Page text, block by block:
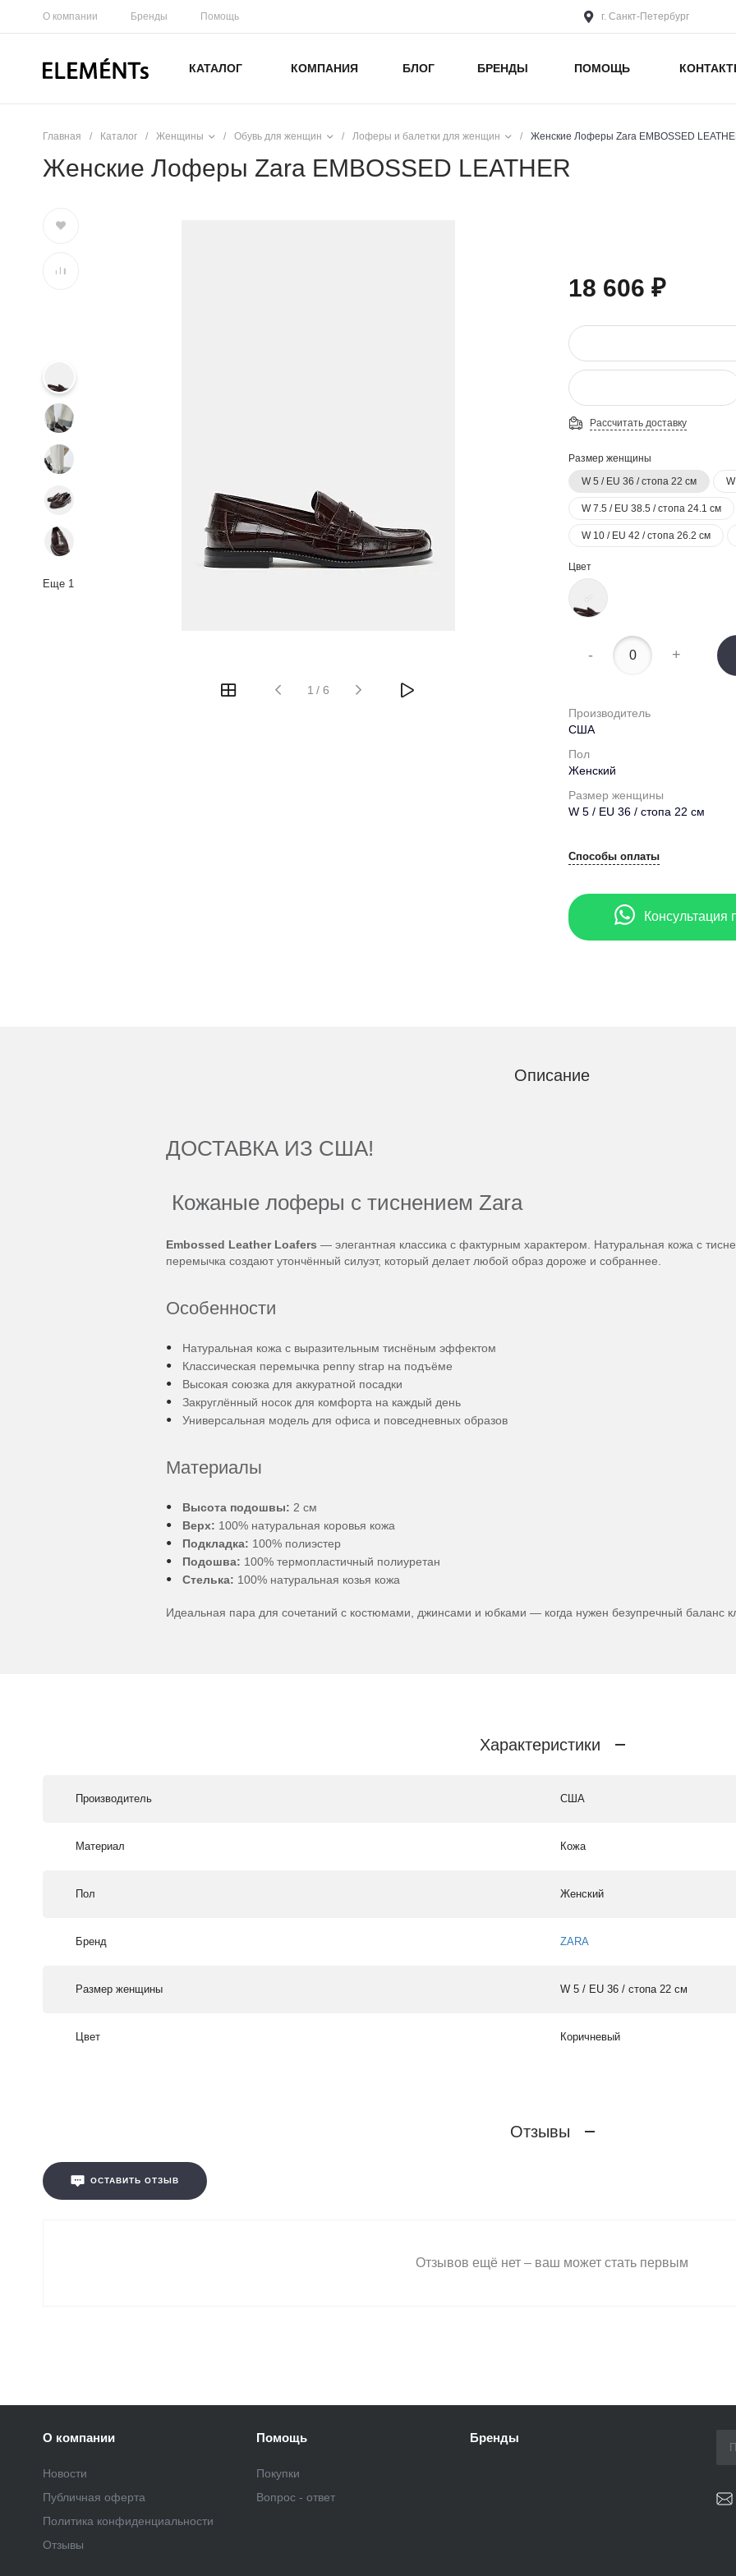
О компании Бренды Помощь г. Санкт-Петербург
КАТАЛОГ КОМПАНИЯ БЛОГ БРЕНДЫ ПОМОЩЬ
Главная / Каталог / Женщины / Обувь для женщин / Лоферы и балетки для женщин / Женские Лоферы Zara EMBOSSED
Женские Лоферы Zara EMBOSSED LEATHER
Еще 1
1 / 6
18 606 ₽
Рассчитать доставку
Размер женщины
W 5 / EU 36 / стопа 22 см
W 7.5 / EU 38.5 / стопа 24.1 см
W 10 / EU 42 / стопа 26.2 см
Цвет
- +
Производитель
США
Пол
Женский
Размер женщины
W 5 / EU 36 / стопа 22 см
Способы оплаты
Консультация
Описание
ДОСТАВКА ИЗ США!
Кожаные лоферы с тиснением Zara
Embossed Leather Loafers — элегантная классика с фактурным характером. Натуральная кожа с
перемычка создают утончённый силуэт, который делает любой образ дороже и собраннее.
Особенности
Натуральная кожа с выразительным тиснёным эффектом
Классическая перемычка penny strap на подъёме
Высокая союзка для аккуратной посадки
Закруглённый носок для комфорта на каждый день
Универсальная модель для офиса и повседневных образов
Материалы
Высота подошвы: 2 см
Верх: 100% натуральная коровья кожа
Подкладка: 100% полиэстер
Подошва: 100% термопластичный полиуретан
Стелька: 100% натуральная козья кожа
Идеальная пара для сочетаний с костюмами, джинсами и юбками — когда нужен безупречный баланс
Характеристики
Производитель США
Материал Кожа
Пол Женский
Бренд ZARA
Размер женщины W 5 / EU 36 / стопа 22 см
Цвет Коричневый
Отзывы
ОСТАВИТЬ ОТЗЫВ
Отзывов ещё нет – ваш может стать первым
О компании
Новости
Публичная оферта
Политика конфиденциальности
Отзывы
Помощь
Покупки
Вопрос - ответ
Бренды